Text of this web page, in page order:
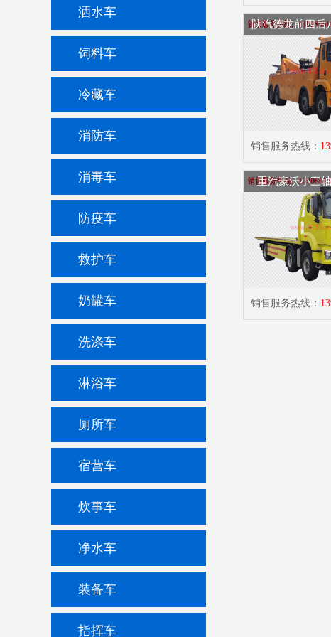
洒水车
饲料车
冷藏车
消防车
消毒车
防疫车
救护车
奶罐车
洗涤车
淋浴车
厕所车
宿营车
炊事车
净水车
装备车
指挥车
陕汽德龙前四后
销售服务热线：
重汽豪沃小三
销售服务热线：